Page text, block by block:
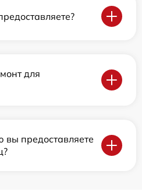
для
предоставляете